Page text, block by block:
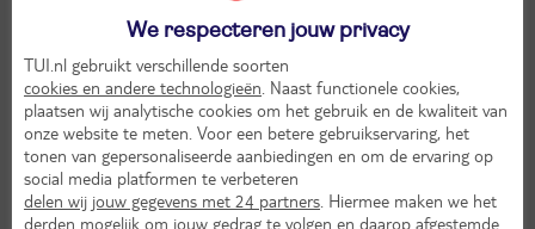
0481 - 464 808
bemmel@tui.nl
Maak een afspraak
Openingstijden
Maandag : 10:00 - 17:30 uur
Dinsdag
: 09:00 - 17:30 uur
Woensdag
: 09:00 - 17:30 uur
We respecteren jouw privacy
TUI.nl gebruikt verschillende soorten
cookies en andere technologieën . Naast functionele cookies,
plaatsen wij analytische cookies om het gebruik en de kwaliteit van
onze website te meten. Voor een betere gebruikservaring, het
tonen van gepersonaliseerde aanbiedingen en om de ervaring op
social media platformen te verbeteren
delen wij jouw gegevens met 24 partners . Hiermee maken we het
derden mogelijk om jouw gedrag te volgen en daarop afgestemde